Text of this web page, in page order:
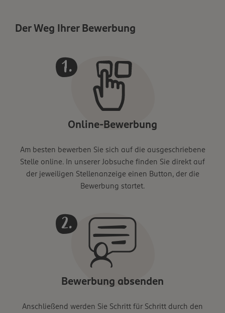
Der Weg Ihrer Bewerbung
Online-Bewerbung
Am besten bewerben Sie sich auf die ausgeschriebene
Stelle online. In unserer Jobsuche finden Sie direkt auf
der jeweiligen Stellenanzeige einen Button, der die
Bewerbung startet.
Bewerbung absenden
Anschließend werden Sie Schritt für Schritt durch den